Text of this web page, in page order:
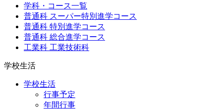
学科・コース一覧
普通科 スーパー特別進学コース
普通科 特別進学コース
普通科 総合進学コース
工業科 工業技術科
学校生活
学校生活
行事予定
年間行事